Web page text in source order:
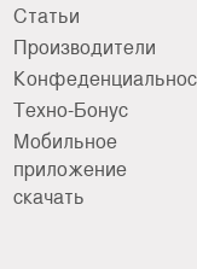
Статьи
Производители
Техно-Бонус
Мобильное
приложение
скачать